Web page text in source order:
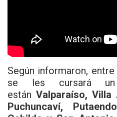
Según informaron,
se les cursará un
están Valparaíso, Villa
Puchuncaví,